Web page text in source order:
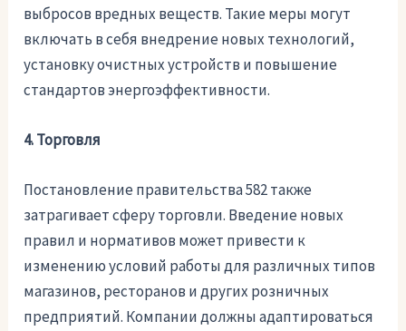
выбросов вредных веществ. Такие меры могут
включать в себя внедрение новых технологий,
установку очистных устройств и повышение
стандартов энергоэффективности.
4. Торговля
Постановление правительства 582 также
затрагивает сферу торговли. Введение новых
правил и нормативов может привести к
изменению условий работы для различных типов
магазинов, ресторанов и других розничных
предприятий. Компании должны адаптироваться